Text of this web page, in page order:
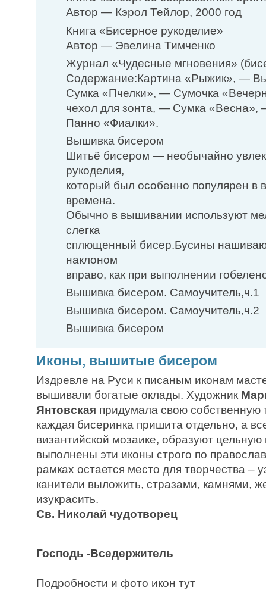
Автор — Кэрол Тейлор, 2000 год
Книга «Бисерное рукоделие»
Автор — Эвелина Тимченко
Журнал «Чудесные мгновения»
Содержание:Картина «Рыжик», —
Сумка «Пчелки», — Сумочка
чехол для зонта, — Сумка
Панно «Фиалки».
Вышивка бисером
Шитьё бисером — необычайно
рукоделия,
который был особенно популярен в
времена.
Обычно в вышивании используют
слегка
сплющенный бисер.Бусины
наклоном
вправо, как при выполнении
Вышивка бисером. Самоучитель,ч.1
Вышивка бисером. Самоучитель,ч.2
Вышивка бисером
Иконы, вышитые бисером
Издревле на Руси к писаным иконам
вышивали богатые оклады. Художник
Янтовская придумала свою собственную
каждая бисеринка пришита отдельно, а
византийской мозаике, образуют цельную
выполнены эти иконы строго по
рамках остается место для творчества –
канители выложить, стразами, камнями,
изукрасить.
Св. Николай чудотворец
Господь -Вседержитель
Подробности и фото икон тут